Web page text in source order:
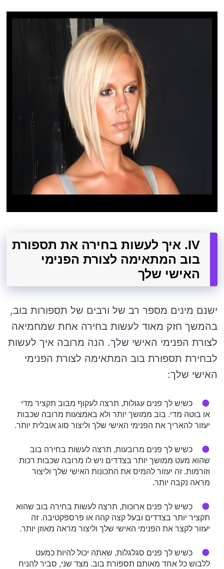
IV. איך לעשות בחירה את תספורת
בוב המתאימה לצורת הפנימי
האישי שלך
ישנם מינים מספר רב של ורבים של תספורות בוב,
בהמשך חזק מאוד לעשות בחירה אחת שמחמיאה
לצורת הפנימי האישי שלך. הנה מרובה איך לעשות
לבחירת תספורת בוב המתאימה לצורת הפנימי
האישי שלך:
כשיש לך פנים עגולות, תרצה לעקוף מבוב תקציר מדי
או בוטה מדי. בוב ממושך יותר ולא באמצעות מרובה שכבות
יעזור להאריך את הפנימי האישי שלך וליצור סוג אובלית יותר.
כשיש לך פנים מרובעות, תרצה לעשות בחירה בוב
שהוא מעט ממושך יותר בצדדים ויש לו מרובה שכבות רכות
וזורמות. זה יעזור להמיס את התכונות האישי שלך וליצור
מראה נקבה יותר.
כשיש לך פנים ארוכות, תרצה לעשות בחירה בוב שהוא
תקציר יותר בצדדים ובעל קצה קהה או פרספקטיבה. זה
יעזור לקצר את הפנימי האישי שלך וליצור מראה מאוזן יותר.
כשיש לך פנים סגלגלות, שאתה יכול להיות כמעט
ללבוש כל אחד מאותם תספורת בוב. מצד שני, סביר להניח